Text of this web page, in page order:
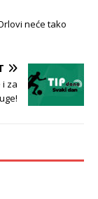
neće tako
i za